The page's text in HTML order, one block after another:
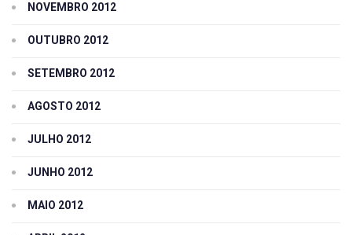
NOVEMBRO 2012
OUTUBRO 2012
SETEMBRO 2012
AGOSTO 2012
JULHO 2012
JUNHO 2012
MAIO 2012